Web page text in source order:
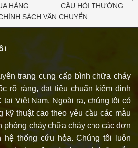
HÀNG
CÂU HỎI THƯỜNG
SÁCH VẬN CHUYỂN
trang cung cấp bình chữa cháy
rõ ràng, đạt tiêu chuẩn kiểm định
tại Việt Nam. Ngoài ra, chúng tôi có
kỹ thuật cao theo yêu cầu các mẫu
phòng cháy chữa cháy cho các đơn
hệ thống cứu hỏa. Chúng tôi luôn